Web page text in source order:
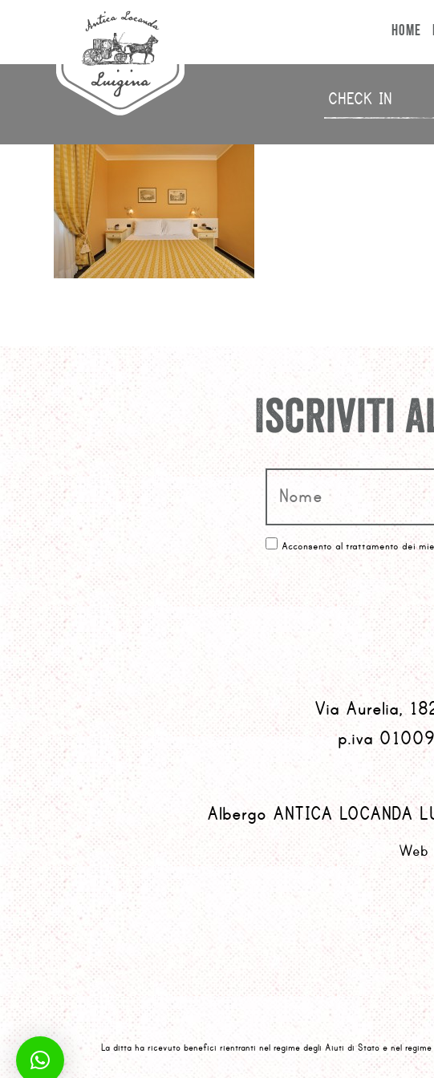
HOME
Iscriviti
Acconsento al trattamento dei
Via Aurelia,
p.iva
Albergo ANTICA LOCANDA
Web
La ditta ha ricevuto benefici rientranti nel regime degli Aiuti di Stato e nel